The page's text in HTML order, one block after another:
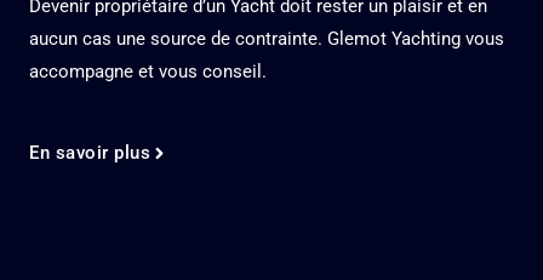
Devenir propriétaire d’un Yacht doit rester un plaisir et en
aucun cas une source de contrainte. Glemot Yachting vous
accompagne et vous conseil.
En savoir plus